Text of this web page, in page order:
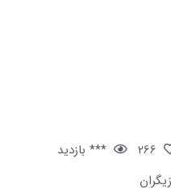
*** بازدید